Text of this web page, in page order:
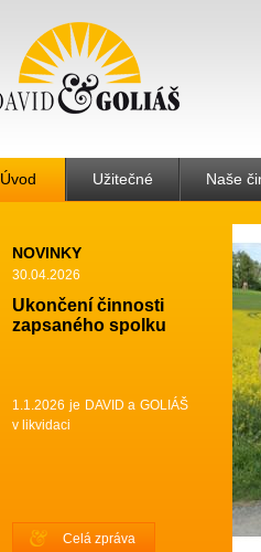
Úvod Užitečné Naše
NOVINKY
30.04.2026
Ukončení činnosti
zapsaného spolku
1.1.2026 je DAVID a GOLIÁŠ
v likvidaci
Celá zpráva